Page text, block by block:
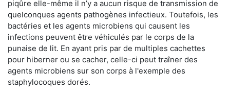
piqûre elle-même il n’y a aucun risque de transmission de
quelconques agents pathogènes infectieux. Toutefois, les
bactéries et les agents microbiens qui causent les
infections peuvent être véhiculés par le corps de la
punaise de lit. En ayant pris par de multiples cachettes
pour hiberner ou se cacher, celle-ci peut traîner des
agents microbiens sur son corps à l'exemple des
staphylocoques dorés.